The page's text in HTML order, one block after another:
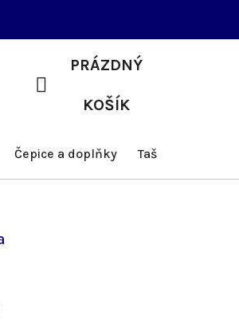
NÁKUPNÍ
PRÁZDNÝ
KOŠÍK
Čepice a doplňky Tašky a batohy